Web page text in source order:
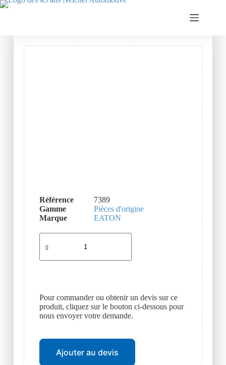
Référence
7389
Gamme
Pièces d'origine
Marque
EATON
Pour commander ou obtenir un devis sur ce
produit, cliquez sur le bouton ci-dessous pour
nous envoyer votre demande.
Ajouter au devis